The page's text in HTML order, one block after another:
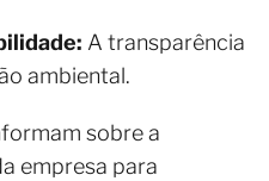
A transparência
ambiental.
sobre a
empresa para